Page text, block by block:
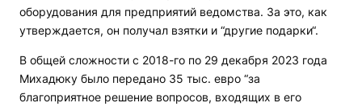
оборудования для предприятий ведомства. За это, как
утверждается, он получал взятки и “другие подарки“.
В общей сложности с 2018-го по 29 декабря 2023 года
Михадюку было передано 35 тыс. евро “за
благоприятное решение вопросов, входящих в его